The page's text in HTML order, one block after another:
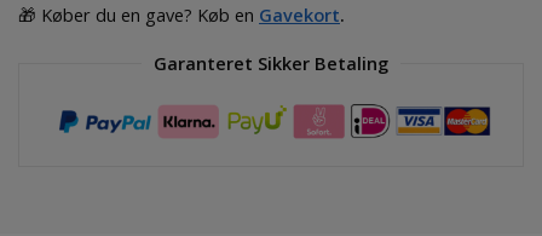
🎁 Køber du en gave? Køb en Gavekort.
Garanteret Sikker Betaling